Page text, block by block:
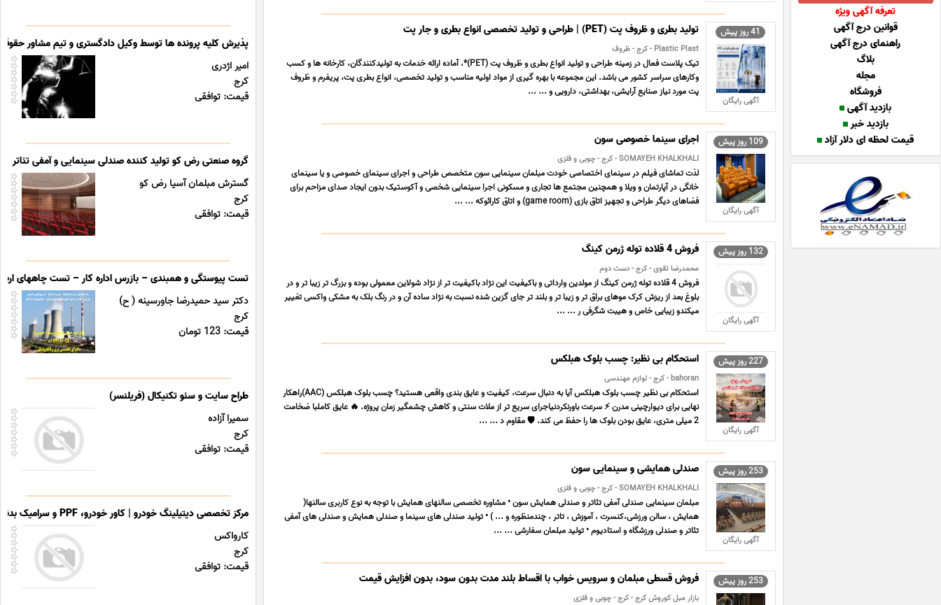
41 روز پیش
آگهی رایگان
تولید بطری و ظروف پت (PET) | طراحی و تولید تخصصی انواع بطری و جار پت
Plastic Plast - کرج - ظروف
تیک پلاست فعال در زمینه طراحی و تولید انواع بطری و ظروف پت (PET)*، آماده ارائه خدمات به تولیدکنندگان، کارخانه ها و کسب
وکارهای سراسر کشور می باشد. این مجموعه با بهره گیری از مواد اولیه مناسب و تولید تخصصی، انواع بطری پت، پریفرم و ظروف
پت مورد نیاز صنایع آرایشی، بهداشتی، دارویی و ... ...
109 روز پیش
آگهی رایگان
اجرای سینما خصوصی سون
SOMAYEH KHALKHALI - کرج - چوبی و فلزی
لذت تماشای فیلم در سینمای اختصاصی خودت مبلمان سینمایی سون متخصص طراحی و اجرای سینمای خصوصی و یا سینمای
خانگی در آپارتمان و ویلا و همچنین مجتمع ها تجاری و مسکونی اجرا سینمایی شخصی و آکوستیک بدون ایجاد صدای مزاحم برای
فضاهای دیگر طراحی و تجهیز اتاق بازی (game room) و اتاق کارائوکه ... ...
132 روز پیش
آگهی رایگان
فروش 4 قلاده توله ژرمن کینگ
محمدرضا تقوی - کرج - دست دوم
فروش 4 قلاده توله ژرمن کینگ از مولدین وارداتی و باکیفیت این نژاد باکیفیت تر از نژاد شولاین معمولی بوده و بزرگ تر زیبا تر و در
بلوغ بعد از ریزش کرک موهای براق تر و زیبا تر و بلند تر جای گزین شده نسبت به نژاد ساده آن و در رنگ بلک به مشکی واکسی تغییر
میکندو زیبایی خاص و هیبت شگرفی ر ... ...
227 روز پیش
آگهی رایگان
استحکام بی نظیر: چسب بلوک هبلکس
bahoran - کرج - لوازم مهندسی
استحکام بی نظیر چسب بلوک هبلکس آیا به دنبال سرعت، کیفیت و عایق بندی واقعی هستید؟ چسب بلوک هبلکس (AAC)راهکار
نهایی برای دیوارچینی مدرن ⚡ سرعت باورنکردنیاجرای سریع تر از ملات سنتی و کاهش چشمگیر زمان پروژه. 🔥 عایق کاملبا ضخامت
2 میلی متری، عایق بودن بلوک ها را حفظ می کند. 🛡️ مقاوم د ... ...
253 روز پیش
آگهی رایگان
صندلی همایشی و سینمایی سون
SOMAYEH KHALKHALI - کرج - چوبی و فلزی
مبلمان سینمایی صندلی آمفی تئاتر و صندلی همایش سون • مشاوره تخصصی سالنهای همایش با توجه به نوع کاربری سالنها(
همایش ، سالن ورزشی،کنسرت ، آموزش ، تاتر ، چندمنظوره و ... ) • تولید صندلی های سینما و صندلی همایش و صندلی های آمفی
تئاتر و صندلی ورزشگاه و استادیوم • تولید مبلمان سفارشی ... ...
253 روز پیش فروش قسطی مبلمان و سرویس خواب با اقساط بلند مدت بدون سود، بدون افزایش قیمت
بازار مبل کوروش کرج - کرج - چوبی و فلزی
پذیرش کلیه پرونده ها توسط وکیل دادگستری و تیم مشاور
امیر اژدری
کرج
قیمت: توافقی
گروه صنعتی رض کو تولید کننده صندلی سینمایی و آمفی تئاتر
گسترش مبلمان آسیا رض کو
کرج
قیمت: توافقی
تست پیوستگی و همبندی – بازرس اداره کار – تست چاههای ارت
دکتر سید حمیدرضا جاورسینه ( ح)
کرج
قیمت: 123 تومان
طراح سایت و سئو تکنیکال (فریلنسر)
سمیرا آزاده
کرج
قیمت: توافقی
مرکز تخصصی دیتیلینگ خودرو | کاور خودرو، PPF و سرامیک بدنه
کارواکس
کرج
قیمت: توافقی
تعرفه آگهی ویژه
قوانین درج آگهی
راهنمای درج آگهی
بلاگ
مجله
فروشگاه
بازدید آگهی
بازدید خبر
قیمت لحظه ای دلار آزاد